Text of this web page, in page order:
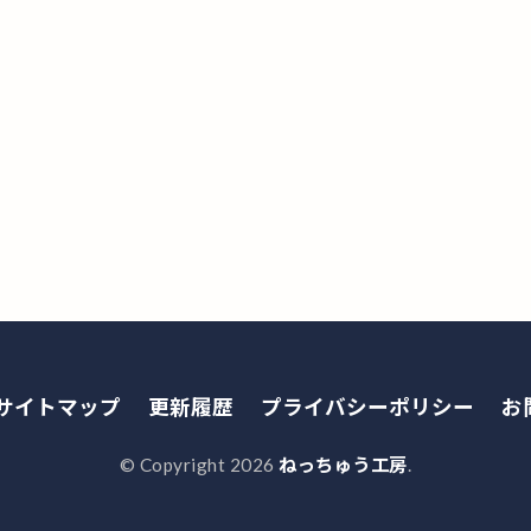
イトマップ 更新履歴 プライバシーポリシー お
© Copyright 2026ねっちゅう工房.